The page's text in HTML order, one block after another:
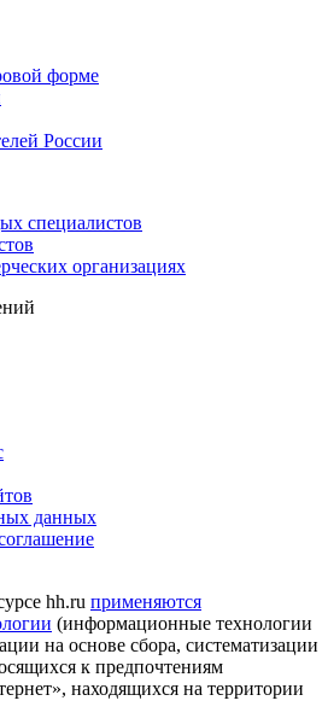
форме
России
специалистов
организациях
данных
hh.ru применяются
(информационные технологии
на основе сбора, систематизации
к предпочтениям
находящихся на территории